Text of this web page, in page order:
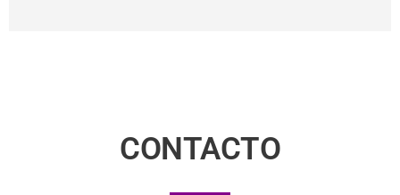
CONTACTO